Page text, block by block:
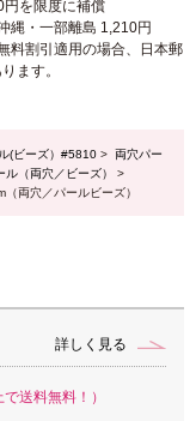
円を限度に補償
縄・一部離島 1,210円
料割引適用の場合、日本郵
ます。
(ビーズ）#5810 > 両穴パー
（両穴／ビーズ）
>
両穴／パールビーズ）
詳しく見る
で送料無料！）